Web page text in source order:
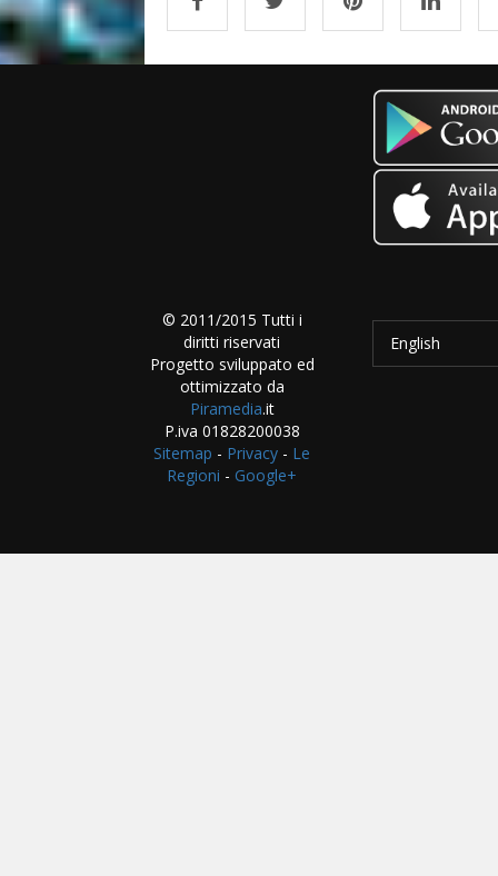
© 2011/2015 Tutti i
diritti riservati
Progetto sviluppato ed
ottimizzato da
Piramedia.it
P.iva 01828200038
Sitemap - Privacy - Le
Regioni - Google+
English